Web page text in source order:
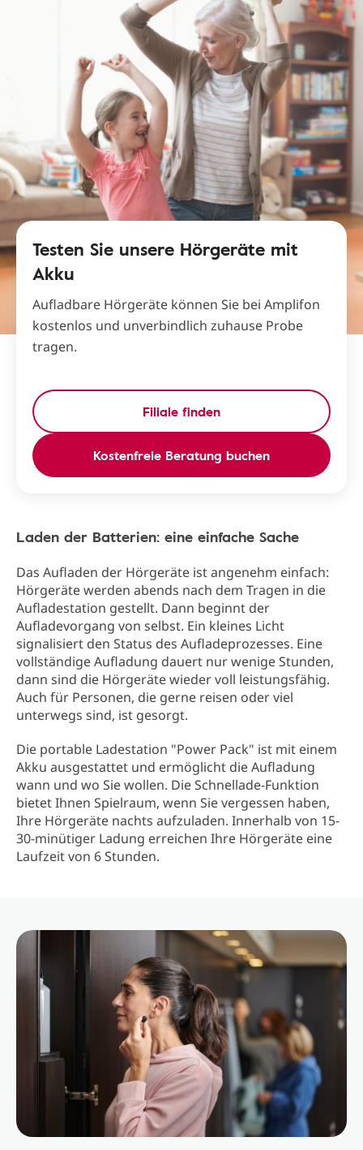
Testen Sie unsere Hörgeräte mit
Akku
Aufladbare Hörgeräte können Sie bei Amplifon
kostenlos und unverbindlich zuhause Probe
tragen.
Filiale finden
Kostenfreie Beratung buchen
Laden der Batterien: eine einfache Sache
Das Aufladen der Hörgeräte ist angenehm einfach:
Hörgeräte werden abends nach dem Tragen in die
Aufladestation gestellt. Dann beginnt der
Aufladevorgang von selbst. Ein kleines Licht
signalisiert den Status des Aufladeprozesses. Eine
vollständige Aufladung dauert nur wenige Stunden,
dann sind die Hörgeräte wieder voll leistungsfähig.
Auch für Personen, die gerne reisen oder viel
unterwegs sind, ist gesorgt.
Die portable Ladestation "Power Pack" ist mit einem
Akku ausgestattet und ermöglicht die Aufladung
wann und wo Sie wollen. Die Schnellade-Funktion
bietet Ihnen Spielraum, wenn Sie vergessen haben,
Ihre Hörgeräte nachts aufzuladen. Innerhalb von 15-
30-minütiger Ladung erreichen Ihre Hörgeräte eine
Laufzeit von 6 Stunden.